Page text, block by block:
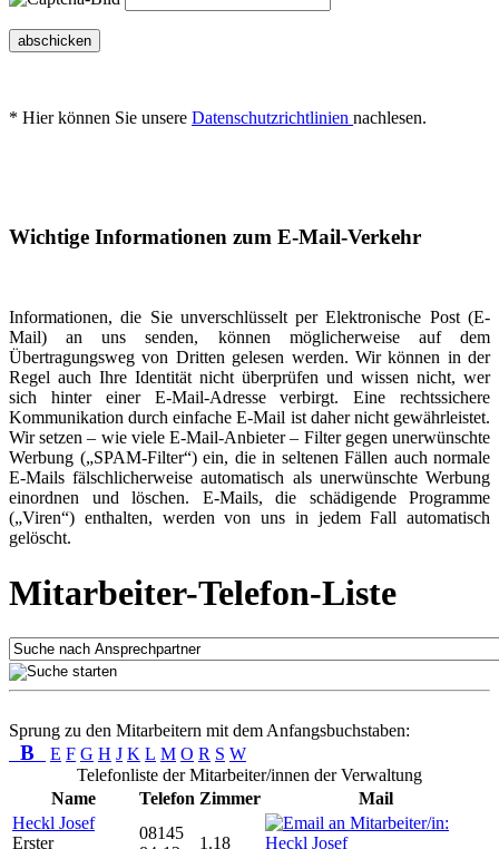
abschicken
* Hier können Sie unsere Datenschutzrichtlinien nachlesen.
Wichtige Informationen zum E-Mail-Verkehr
Informationen, die Sie unverschlüsselt per Elektronische Post (E-
Mail) an uns senden, können möglicherweise auf dem
Übertragungsweg von Dritten gelesen werden. Wir können in der
Regel auch Ihre Identität nicht überprüfen und wissen nicht, wer
sich hinter einer E-Mail-Adresse verbirgt. Eine rechtssichere
Kommunikation durch einfache E-Mail ist daher nicht gewährleistet.
Wir setzen – wie viele E-Mail-Anbieter – Filter gegen unerwünschte
Werbung („SPAM-Filter“) ein, die in seltenen Fällen auch normale
E-Mails fälschlicherweise automatisch als unerwünschte Werbung
einordnen und löschen. E-Mails, die schädigende Programme
(„Viren“) enthalten, werden von uns in jedem Fall automatisch
gelöscht.
Mitarbeiter-Telefon-Liste
Sprung zu den Mitarbeitern mit dem Anfangsbuchstaben:
B E F G H J K L M O R S W
Telefonliste der Mitarbeiter/innen der Verwaltung
Name
Telefon Zimmer
Mail
Heckl Josef
Erster
08145
1.18